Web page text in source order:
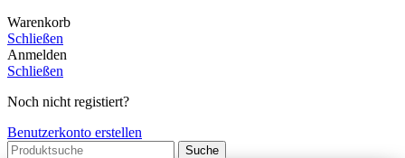
Warenkorb
Schließen
Anmelden
Schließen
Noch nicht registiert?
Benutzerkonto erstellen
Suche